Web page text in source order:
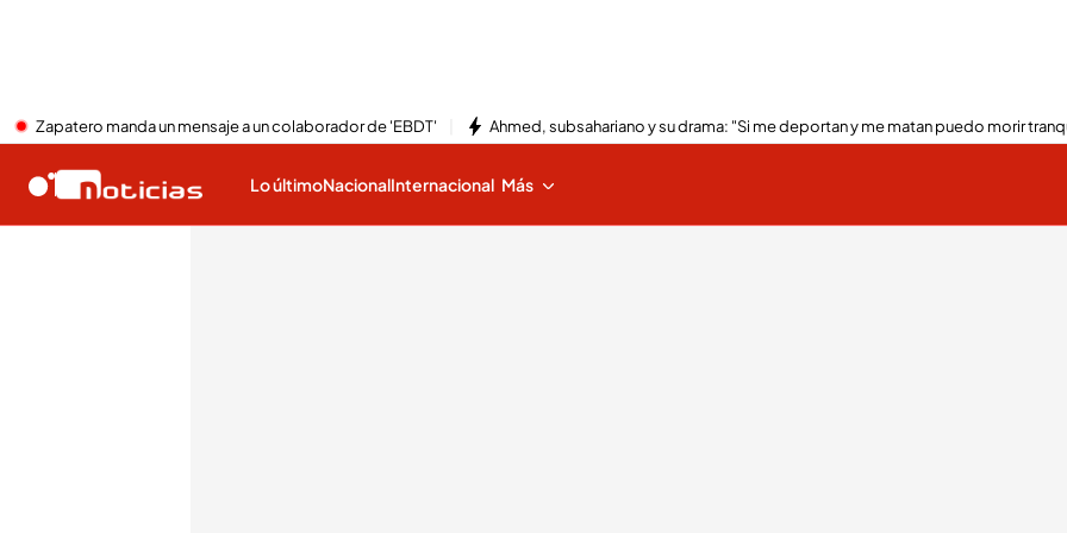
Zapatero manda un mensaje a un colaborador de 'EBDT' Ahmed, subsahariano y su drama: "Si me deportan y me matan puedo morir
Lo últimoNacionalInternacional Más